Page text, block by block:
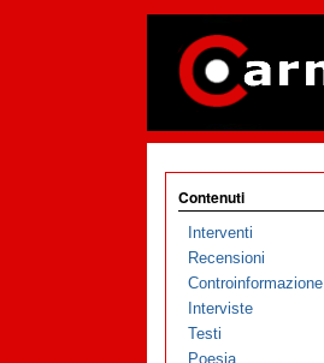
Contenuti
Interventi
Recensioni
Controinformazione
Interviste
Testi
Poesia